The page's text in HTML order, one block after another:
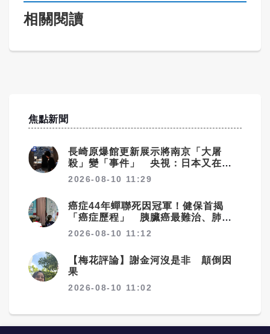
相關閱讀
焦點新聞
長崎原爆館更新展示將南京「大屠
殺」變「事件」 央視：日本又在偷
改歷史
2026-08-10 11:29
癌症44年蟬聯死因冠軍！健保首揭
「癌症歷程」 胰臟癌最難治、肺癌
驚見院際差41.8個百分點
2026-08-10 11:12
【梅花評論】謝金河沒是非 顛倒因
果
2026-08-10 11:02